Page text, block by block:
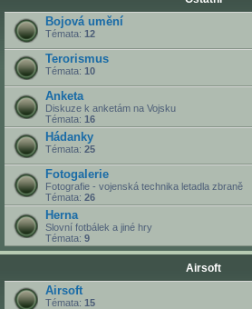
Bojová umění
Témata: 12
Terorismus
Témata: 10
Anketa
Diskuze k anketám na Vojsku
Témata: 16
Hádanky
Témata: 25
Fotogalerie
Fotografie - vojenská technika letadla zbraně
Témata: 26
Herna
Slovní fotbálek a jiné hry
Témata: 9
Airsoft
Airsoft
Témata: 15